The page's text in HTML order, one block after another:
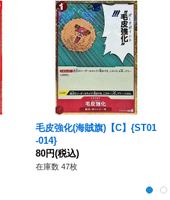
毛皮強化(海賊旗)【C】{ST01
-014}
80円(税込)
在庫数 47枚